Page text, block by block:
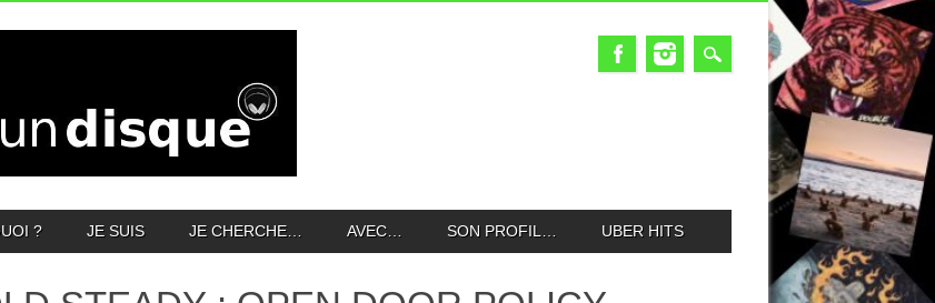
? JE SUIS JE CHERCHE… AVEC… SON PROFIL… UBER HITS